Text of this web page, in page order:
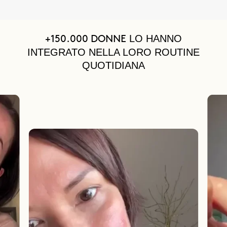
+150.000 DONNE LO HANNO
INTEGRATO NELLA LORO ROUTINE
QUOTIDIANA